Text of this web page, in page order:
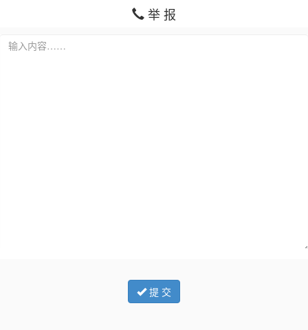
举 报
提 交